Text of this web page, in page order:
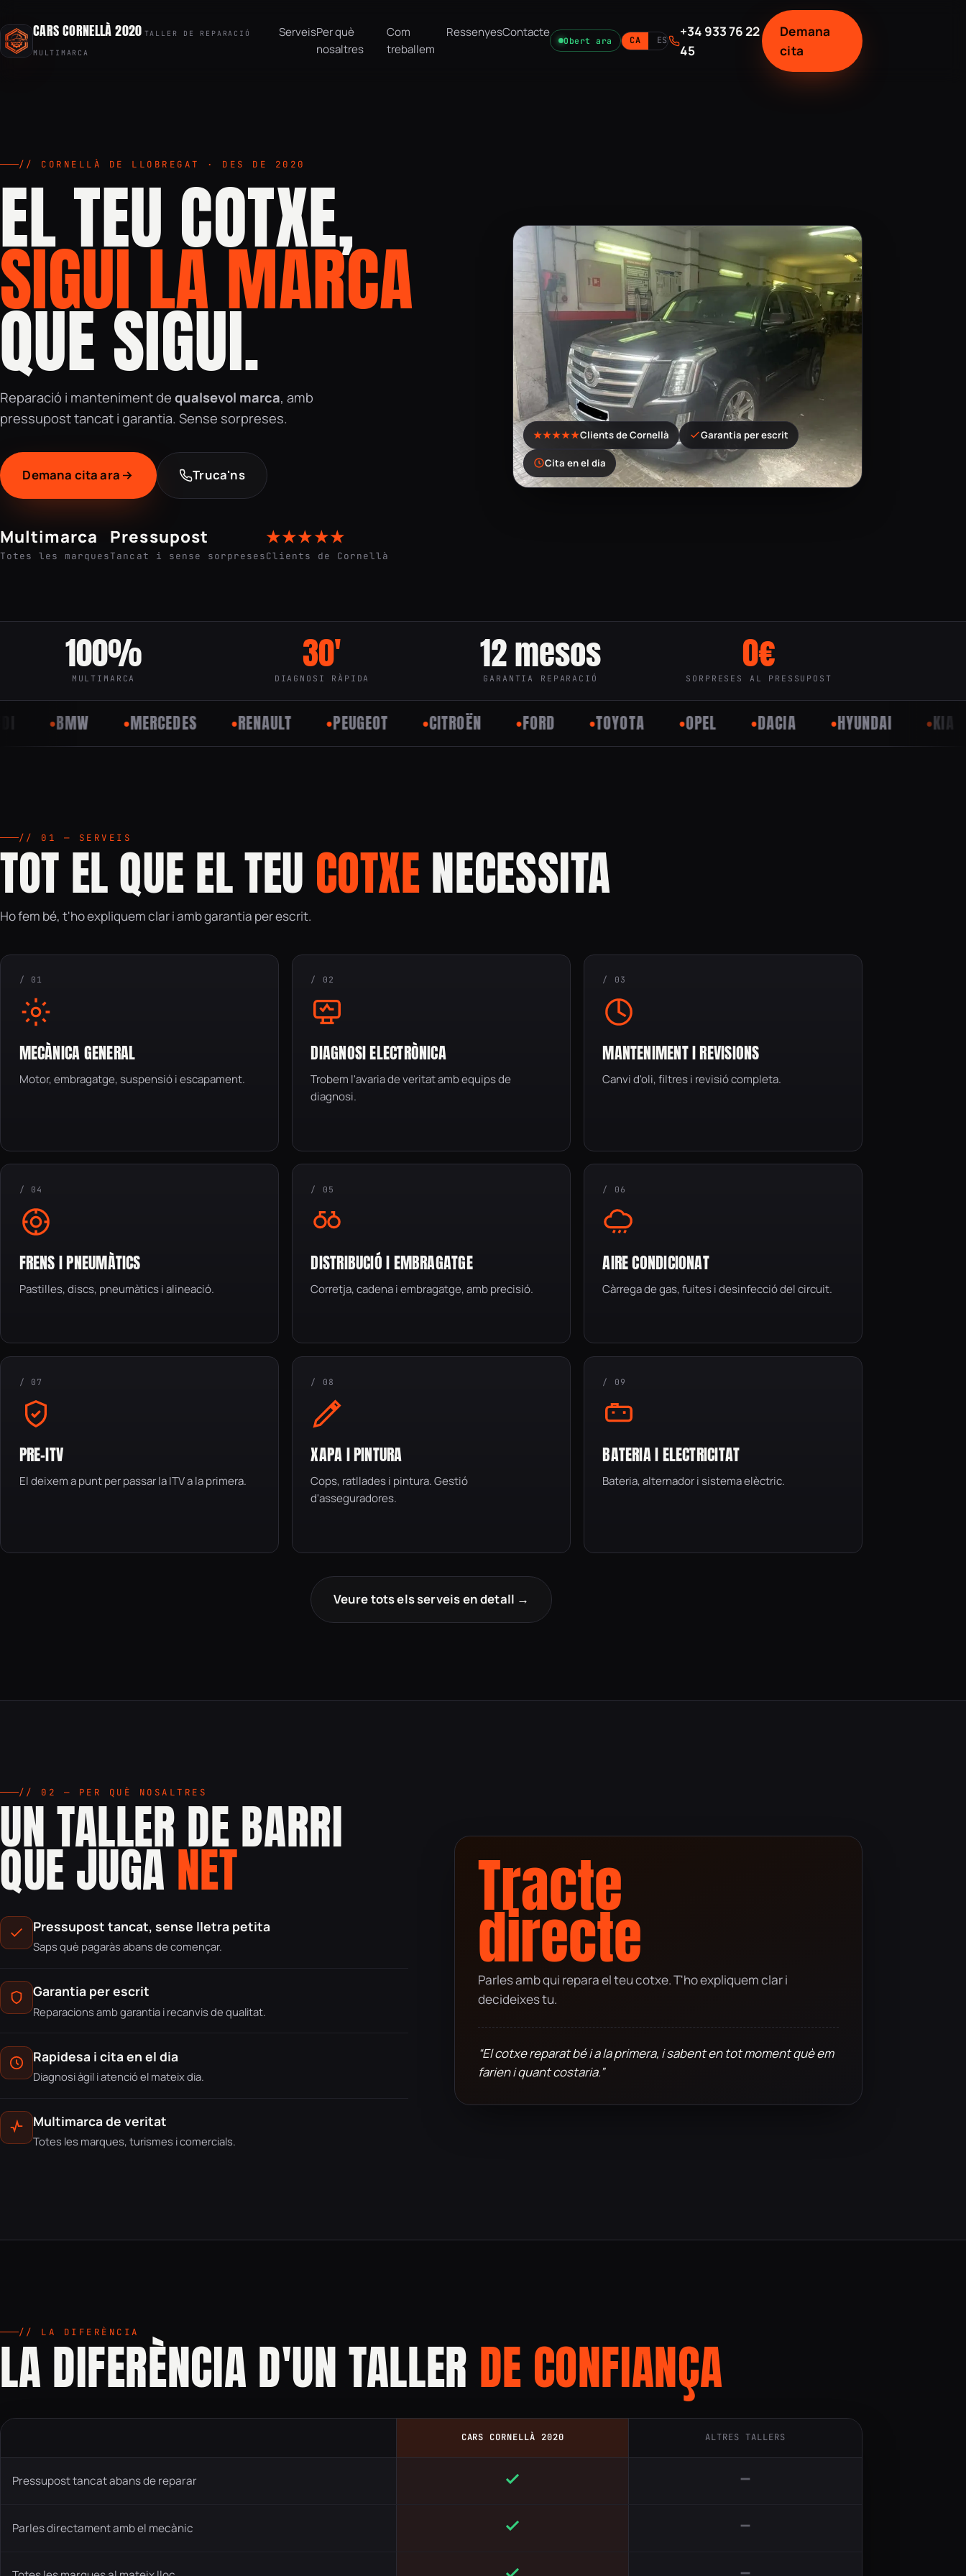
CARS CORNELLÀ 2020 TALLER DE REPARACIÓ
MULTIMARCA
ServeisPer què
nosaltres
Com
treballem
RessenyesContacte
Obert ara CA ES
+34 933 76 22
45
Demana
cita
// CORNELLÀ DE LLOBREGAT · DES DE 2020
EL TEU COTXE,
SIGUI LA MARCA
QUE SIGUI.
Reparació i manteniment dequalsevol marca, amb
pressupost tancat i garantia. Sense sorpreses.
Demana cita ara Truca'ns
Multimarca
Totes les marques
Pressupost
Tancat i sense sorpreses
★★★★★
Clients de Cornellà
★★★★★Clients de Cornellà Garantia per escrit
Cita en el dia
100%
MULTIMARCA
30′
DIAGNOSI RÀPIDA
12 mesos
GARANTIA REPARACIÓ
0€
SORPRESES AL PRESSUPOST
MERCEDES RENAULT PEUGEOT CITROËN FORD TOYOTA OPEL DACIA HYUNDAI KIA
// 01 — SERVEIS
TOT EL QUE EL TEU COTXENECESSITA
Ho fem bé, t'ho expliquem clar i amb garantia per escrit.
/ 01
MECÀNICA GENERAL
Motor, embragatge, suspensió i escapament.
/ 02
DIAGNOSI ELECTRÒNICA
Trobem l'avaria de veritat amb equips de
diagnosi.
/ 03
MANTENIMENT I REVISIONS
Canvi d'oli, filtres i revisió completa.
/ 04
FRENS I PNEUMÀTICS
Pastilles, discs, pneumàtics i alineació.
/ 05
DISTRIBUCIÓ I EMBRAGATGE
Corretja, cadena i embragatge, amb precisió.
/ 06
AIRE CONDICIONAT
Càrrega de gas, fuites i desinfecció del circuit.
/ 07
PRE-ITV
El deixem a punt per passar la ITV a la primera.
/ 08
XAPA I PINTURA
Cops, ratllades i pintura. Gestió
d'asseguradores.
/ 09
BATERIA I ELECTRICITAT
Bateria, alternador i sistema elèctric.
Veure tots els serveis en detall →
// 02 — PER QUÈ NOSALTRES
UN TALLER DE BARRI
QUE JUGANET
Pressupost tancat, sense lletra petita
Saps què pagaràs abans de començar.
Garantia per escrit
Reparacions amb garantia i recanvis de qualitat.
Rapidesa i cita en el dia
Diagnosi àgil i atenció el mateix dia.
Multimarca de veritat
Totes les marques, turismes i comercials.
Tracte
directe
Parles amb qui repara el teu cotxe. T'ho expliquem clar i
decideixes tu.
“El cotxe reparat bé i a la primera, i sabent en tot moment què em
farien i quant costaria.”
// LA DIFERÈNCIA
LA DIFERÈNCIA D'UN TALLER DE CONFIANÇA
CARS CORNELLÀ 2020 ALTRES TALLERS
Pressupost tancat abans de reparar
Parles directament amb el mecànic